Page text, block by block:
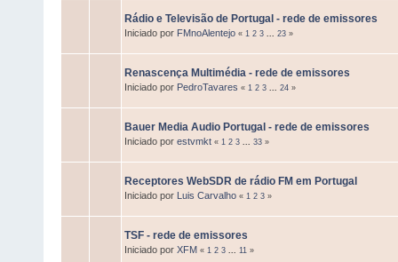
Rádio e Televisão de Portugal - rede de emissores
Iniciado por FMnoAlentejo « 1 2 3 23 »
Renascença Multimédia - rede de emissores
Iniciado por PedroTavares « 1 2 3 24 »
Bauer Media Audio Portugal - rede de emissores
Iniciado por estvmkt « 1 2 3 33 »
Receptores WebSDR de rádio FM em Portugal
Iniciado por Luis Carvalho « 1 2 3 »
TSF - rede de emissores
Iniciado por XFM « 1 2 3 11 »